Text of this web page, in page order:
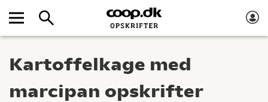
Kartoffelkage med
marcipan opskrifter